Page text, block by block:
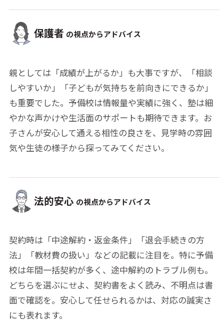
保護者 の視点からアドバイス
親としては「成績が上がるか」も大事ですが、「相談
しやすいか」「子どもが気持ちを前向きにできるか」
も重要でした。予備校は情報量や実績に強く、塾は細
やかな声かけや生活面のサポートも期待できます。お
子さんが安心して通える相性の良さを、見学時の雰囲
気や生徒の様子から探ってみてください。
法的安心 の視点からアドバイス
契約時は「中途解約・返金条件」「退会手続きの方
法」「教材費の扱い」などの記載に注目を。特に予備
校は年間一括契約が多く、途中解約のトラブル例も。
どちらを選ぶにせよ、契約書をよく読み、不明点は書
面で確認を。安心して任せられるかは、対応の誠実さ
にも表れます。